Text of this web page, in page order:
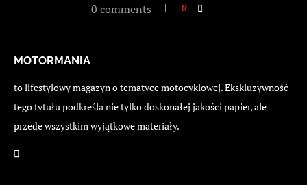
0 comments 0
MOTORMANIA
to lifestylowy magazyn o tematyce motocyklowej. Ekskluzywność
tego tytułu podkreśla nie tylko doskonałej jakości papier, ale
przede wszystkim wyjątkowe materiały.